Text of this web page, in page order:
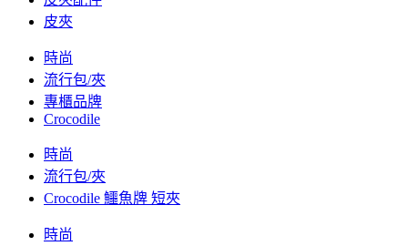
皮夾
時尚
流行包/夾
專櫃品牌
Crocodile
時尚
流行包/夾
Crocodile 鱷魚牌 短夾
時尚